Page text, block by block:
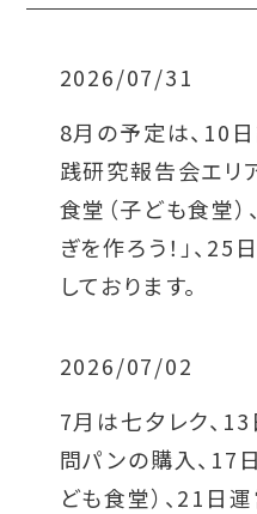
2026/07/31
8月の予定は、10
践研究報告会エリ
食堂（子ども食堂）
ぎを作ろう！」、
しております。
2026/07/02
7月は七夕レク、
問パンの購入、17
ども食堂）、21日